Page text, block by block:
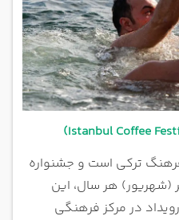
ترکی است و جشنواره
(شهریور) هر سال، این
در مرکز فرهنگی